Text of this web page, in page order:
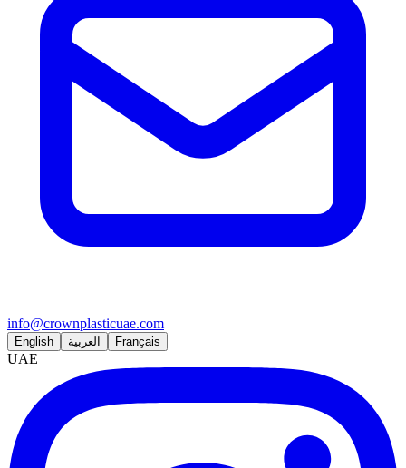
info@crownplasticuae.com
English العربية Français
UAE